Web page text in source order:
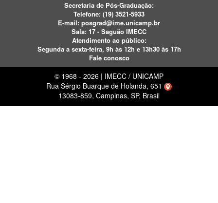
Secretaria de Pós-Graduação:
Telefone: (19) 3521-5933
E-mail: posgrad@ime.unicamp.br
Sala: 17 - Saguão IMECC
Atendimento ao público:
Segunda a sexta-feira, 9h às 12h e 13h30 às 17h
Fale conosco
© 1968 - 2026 | IMECC / UNICAMP
Rua Sérgio Buarque de Holanda, 651
13083-859, Campinas, SP, Brasil